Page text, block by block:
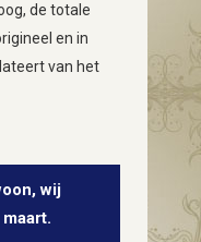
de totale
en in
van het
wij